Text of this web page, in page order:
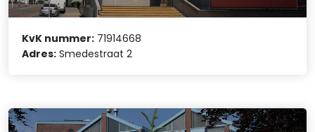
KvK nummer: 71914668
Adres: Smedestraat 2